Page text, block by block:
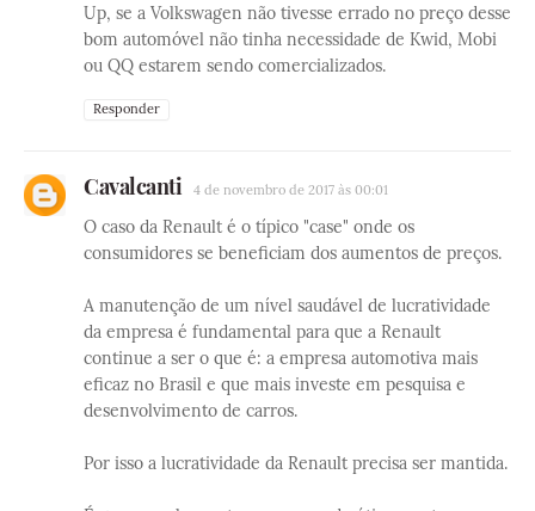
Up, se a Volkswagen não tivesse errado no preço desse
bom automóvel não tinha necessidade de Kwid, Mobi
ou QQ estarem sendo comercializados.
Responder
Cavalcanti 4 de novembro de 2017 às 00:01
O caso da Renault é o típico "case" onde os
consumidores se beneficiam dos aumentos de preços.
A manutenção de um nível saudável de lucratividade
da empresa é fundamental para que a Renault
continue a ser o que é: a empresa automotiva mais
eficaz no Brasil e que mais investe em pesquisa e
desenvolvimento de carros.
Por isso a lucratividade da Renault precisa ser mantida.